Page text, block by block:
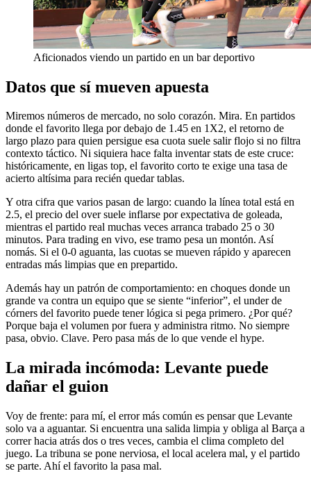
Aficionados viendo un partido en un bar deportivo
Datos que sí mueven apuesta
Miremos números de mercado, no solo corazón. Mira. En partidos
donde el favorito llega por debajo de 1.45 en 1X2, el retorno de
largo plazo para quien persigue esa cuota suele salir flojo si no filtra
contexto táctico. Ni siquiera hace falta inventar stats de este cruce:
históricamente, en ligas top, el favorito corto te exige una tasa de
acierto altísima para recién quedar tablas.
Y otra cifra que varios pasan de largo: cuando la línea total está en
2.5, el precio del over suele inflarse por expectativa de goleada,
mientras el partido real muchas veces arranca trabado 25 o 30
minutos. Para trading en vivo, ese tramo pesa un montón. Así
nomás. Si el 0-0 aguanta, las cuotas se mueven rápido y aparecen
entradas más limpias que en prepartido.
Además hay un patrón de comportamiento: en choques donde un
grande va contra un equipo que se siente “inferior”, el under de
córners del favorito puede tener lógica si pega primero. ¿Por qué?
Porque baja el volumen por fuera y administra ritmo. No siempre
pasa, obvio. Clave. Pero pasa más de lo que vende el hype.
La mirada incómoda: Levante puede
dañar el guion
Voy de frente: para mí, el error más común es pensar que Levante
solo va a aguantar. Si encuentra una salida limpia y obliga al Barça a
correr hacia atrás dos o tres veces, cambia el clima completo del
juego. La tribuna se pone nerviosa, el local acelera mal, y el partido
se parte. Ahí el favorito la pasa mal.